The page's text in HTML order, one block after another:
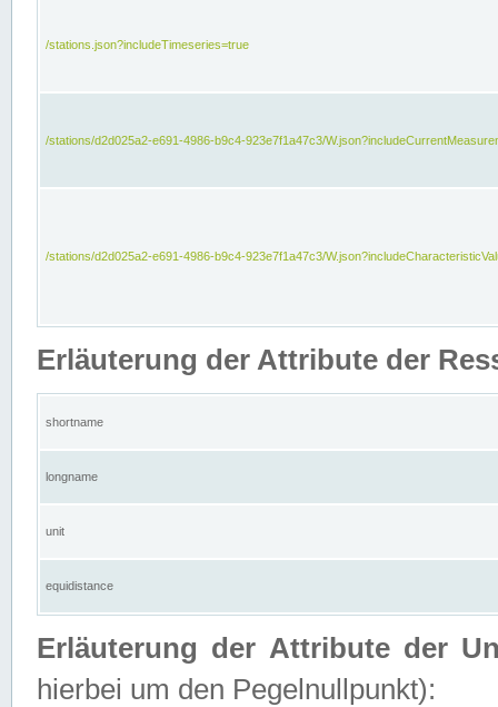
/stations.json?includeTimeseries=true
/stations/d2d025a2-e691-4986-b9c4-923e7f1a47c3/
/stations/d2d025a2-e691-4986-b9c4-923e7f1a47c3/
Erläuterung der Attribute der
shortname
longname
unit
equidistance
Erläuterung der Attribute der
hierbei um den Pegelnullpunkt):